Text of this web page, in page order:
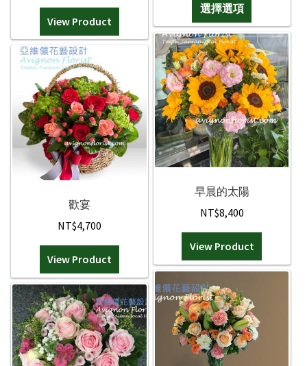
選擇選項
品
有
多
種
款
式。
可
在
選
擇
選
View Product
早晨的太陽
NT$8,400
View Product
歡宴
NT$4,700
View Product